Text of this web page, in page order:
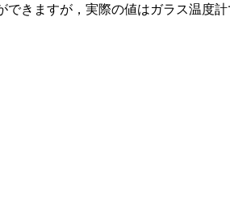
きますが，実際の値はガラス温度